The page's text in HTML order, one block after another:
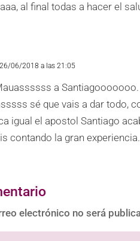
al final todas a hacer el
06/2018 a las 21:05
a Santiagooooooo.
sé que vais a dar todo,
igual el apostol Santiago
contando la gran experiencia.
electrónico no será